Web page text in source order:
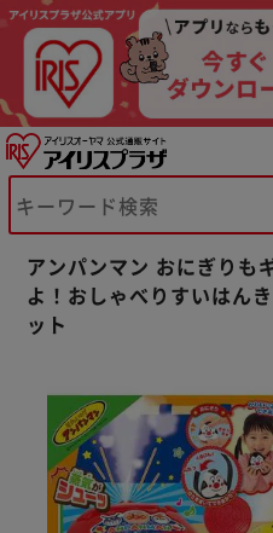
アンパンマン おにぎりも
よ！おしゃべりすいはん
ット
※ご確認ください
カートに入れる